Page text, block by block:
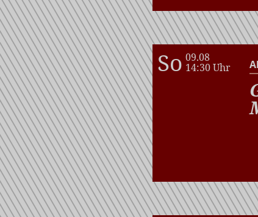
So 09.08
14:30 Uhr